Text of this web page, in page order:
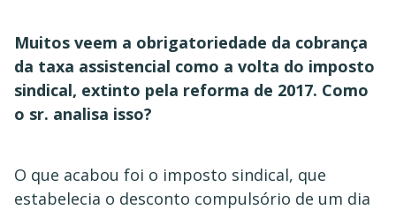
Muitos veem a obrigatoriedade da cobrança
da taxa assistencial como a volta do imposto
sindical, extinto pela reforma de 2017. Como
o sr. analisa isso?
O que acabou foi o imposto sindical, que
estabelecia o desconto compulsório de um dia